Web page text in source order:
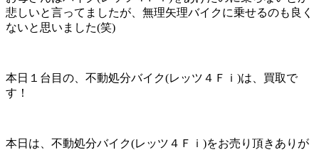
悲しいと言ってましたが、無理矢理バイクに乗せるのも良く
ないと思いました(笑)
本日１台目の、不動処分バイク(レッツ４Ｆｉ)は、買取で
す！
本日は、不動処分バイク(レッツ４Ｆｉ)をお売り頂きありが